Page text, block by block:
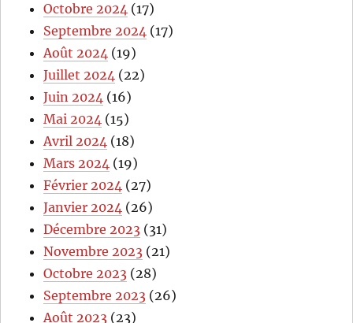
Octobre 2024 (17)
Septembre 2024 (17)
Août 2024 (19)
Juillet 2024 (22)
Juin 2024 (16)
Mai 2024 (15)
Avril 2024 (18)
Mars 2024 (19)
Février 2024 (27)
Janvier 2024 (26)
Décembre 2023 (31)
Novembre 2023 (21)
Octobre 2023 (28)
Septembre 2023 (26)
Août 2023 (23)